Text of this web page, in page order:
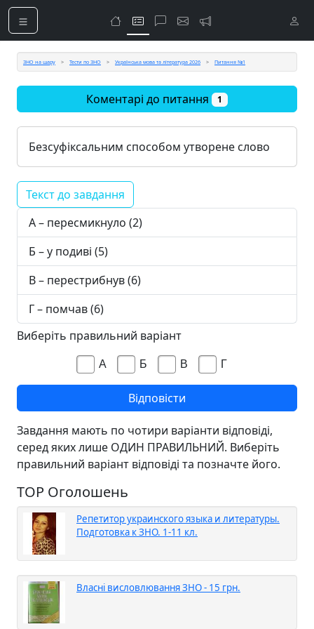
ЗНО на шару Тести по ЗНО Українська мова та література 2026 Питання №1
Коментарі до питання 1
Безсуфіксальним способом утворене слово
Текст до завдання
А – пересмикнуло (2)
Б – у подиві (5)
В – перестрибнув (6)
Г – помчав (6)
Виберіть правильний варіант
А Б В Г
Завдання мають по чотири варіанти відповіді,
серед яких лише ОДИН ПРАВИЛЬНИЙ. Виберіть
правильний варіант відповіді та позначте його.
TOP Оголошень
Репетитор украинского языка и литературы.
Подготовка к ЗНО. 1-11 кл.
Власні висловлювання ЗНО - 15 грн.